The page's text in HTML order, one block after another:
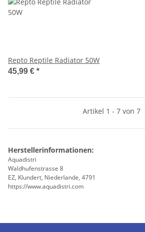
Repto Reptile Radiator 50W
45,99 € *
Artikel 1 - 7 von 7
Herstellerinformationen:
Aquadistri
Waldhufenstrasse 8
EZ, Klundert, Niederlande, 4791
https://www.aquadistri.com